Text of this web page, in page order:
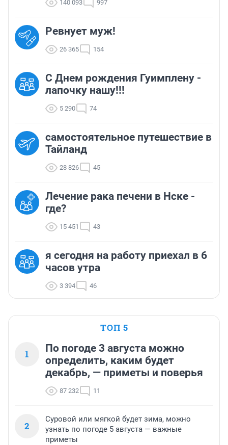
140 093 997
Ревнует муж!
26 365 154
С Днем рождения Гуимплену -
лапочку нашу!!!
5 290 74
самостоятельное путешествие в
Тайланд
28 826 45
Лечение рака печени в Нске -
где?
15 451 43
я сегодня на работу приехал в 6
часов утра
3 394 46
ТОП 5
1
По погоде 3 августа можно
определить, каким будет
декабрь, — приметы и поверья
87 232 11
2
Суровой или мягкой будет зима, можно
узнать по погоде 5 августа — важные
приметы